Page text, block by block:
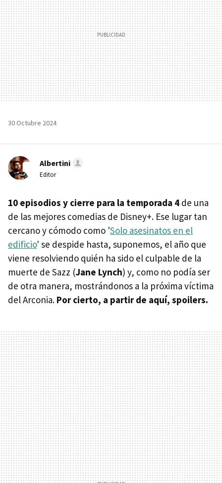
30 Octubre 2024
Albertini
Editor
10 episodios y cierre para la temporada 4 de una
de las mejores comedias de Disney+. Ese lugar tan
cercano y cómodo como 'Solo asesinatos en el
edificio' se despide hasta, suponemos, el año que
viene resolviendo quién ha sido el culpable de la
muerte de Sazz (Jane Lynch) y, como no podía ser
de otra manera, mostrándonos a la próxima víctima
del Arconia. Por cierto, a partir de aquí, spoilers.